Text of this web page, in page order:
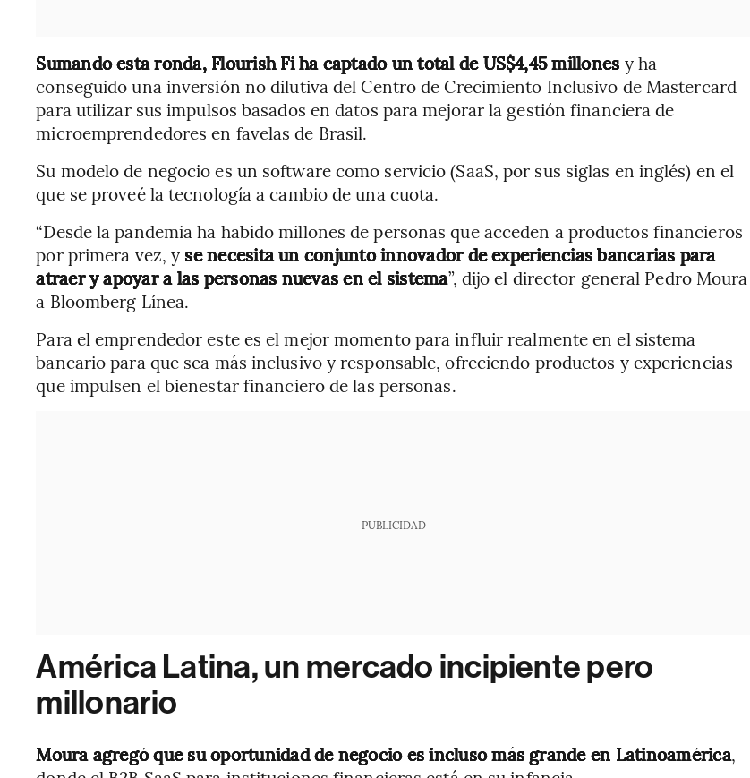
Sumando esta ronda, Flourish Fi ha captado un total de US$4,45 millones y ha
conseguido una inversión no dilutiva del Centro de Crecimiento Inclusivo de Mastercard
para utilizar sus impulsos basados en datos para mejorar la gestión financiera de
microemprendedores en favelas de Brasil.
Su modelo de negocio es un software como servicio (SaaS, por sus siglas en inglés) en el
que se proveé la tecnología a cambio de una cuota.
“Desde la pandemia ha habido millones de personas que acceden a productos financieros
por primera vez, y se necesita un conjunto innovador de experiencias bancarias para
atraer y apoyar a las personas nuevas en el sistema”, dijo el director general Pedro Moura
a Bloomberg Línea.
Para el emprendedor este es el mejor momento para influir realmente en el sistema
bancario para que sea más inclusivo y responsable, ofreciendo productos y experiencias
que impulsen el bienestar financiero de las personas.
PUBLICIDAD
América Latina, un mercado incipiente pero
millonario
Moura agregó que su oportunidad de negocio es incluso más grande en Latinoamérica,